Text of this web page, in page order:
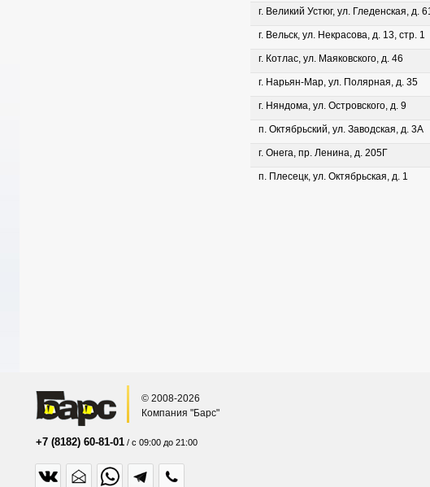
г. Великий Устюг, ул. Гледенская, д.
г. Вельск, ул. Некрасова, д. 13, стр. 1
г. Котлас, ул. Маяковского, д. 46
г. Нарьян-Мар, ул. Полярная, д. 35
г. Няндома, ул. Островского, д. 9
п. Октябрьский, ул. Заводская, д. 3А
г. Онега, пр. Ленина, д. 205Г
п. Плесецк, ул. Октябрьская, д. 1
© 2008-2026
Компания "Барс"
+7 (8182) 60-81-01 / с 09:00 до 21:00